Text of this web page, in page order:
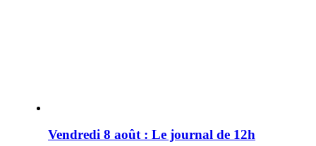
Vendredi 8 août : Le journal de 12h